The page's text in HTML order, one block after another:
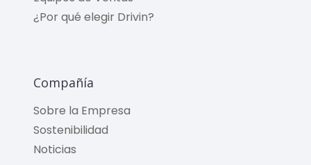
¿Por qué elegir Drivin?
Compañía
Sobre la Empresa
Sostenibilidad
Noticias